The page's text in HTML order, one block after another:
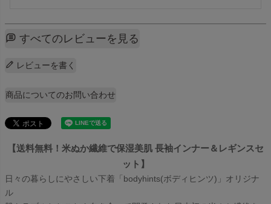
すべてのレビューを見る
レビューを書く
商品についてのお問い合わせ
【送料無料！米ぬか繊維で保湿美肌 長袖インナー＆レギンスセ
ット】
日々の暮らしにやさしい下着「bodyhints(ボディヒンツ)」オリジナ
ル